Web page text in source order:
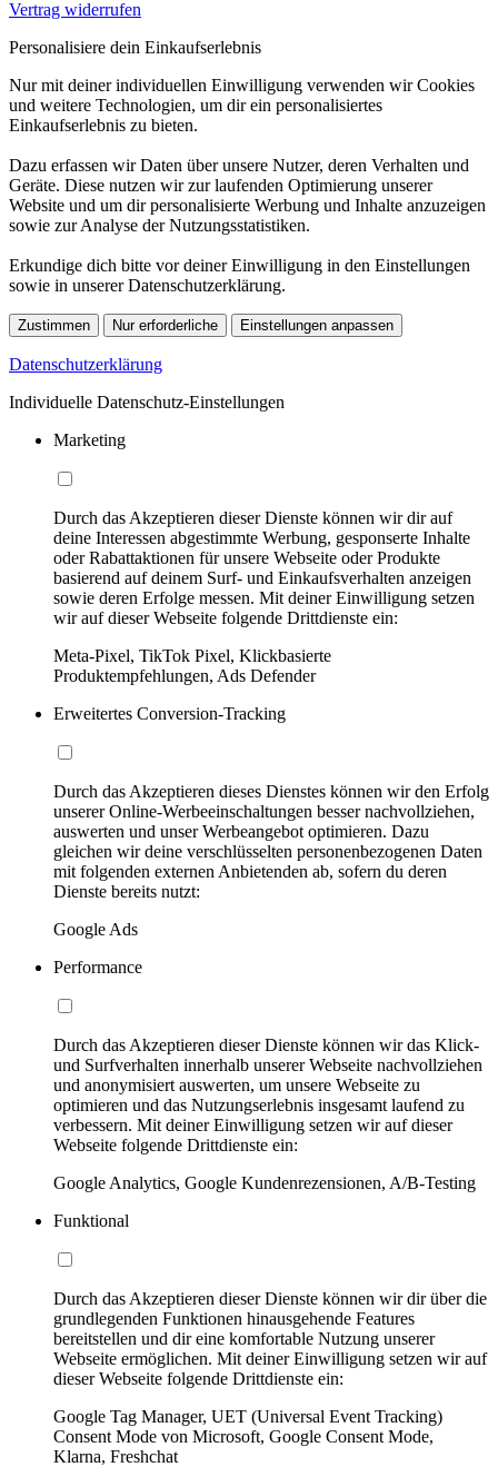
Vertrag widerrufen
Personalisiere dein Einkaufserlebnis
Nur mit deiner individuellen Einwilligung verwenden wir Cookies
und weitere Technologien, um dir ein personalisiertes
Einkaufserlebnis zu bieten.
Dazu erfassen wir Daten über unsere Nutzer, deren Verhalten und
Geräte. Diese nutzen wir zur laufenden Optimierung unserer
Website und um dir personalisierte Werbung und Inhalte anzuzeigen
sowie zur Analyse der Nutzungsstatistiken.
Erkundige dich bitte vor deiner Einwilligung in den Einstellungen
sowie in unserer Datenschutzerklärung.
Zustimmen Nur erforderliche Einstellungen anpassen
Datenschutzerklärung
Individuelle Datenschutz-Einstellungen
Marketing
Durch das Akzeptieren dieser Dienste können wir dir auf
deine Interessen abgestimmte Werbung, gesponserte Inhalte
oder Rabattaktionen für unsere Webseite oder Produkte
basierend auf deinem Surf- und Einkaufsverhalten anzeigen
sowie deren Erfolge messen. Mit deiner Einwilligung setzen
wir auf dieser Webseite folgende Drittdienste ein:
Meta-Pixel, TikTok Pixel, Klickbasierte
Produktempfehlungen, Ads Defender
Erweitertes Conversion-Tracking
Durch das Akzeptieren dieses Dienstes können wir den Erfolg
unserer Online-Werbeeinschaltungen besser nachvollziehen,
auswerten und unser Werbeangebot optimieren. Dazu
gleichen wir deine verschlüsselten personenbezogenen Daten
mit folgenden externen Anbietenden ab, sofern du deren
Dienste bereits nutzt:
Google Ads
Performance
Durch das Akzeptieren dieser Dienste können wir das Klick-
und Surfverhalten innerhalb unserer Webseite nachvollziehen
und anonymisiert auswerten, um unsere Webseite zu
optimieren und das Nutzungserlebnis insgesamt laufend zu
verbessern. Mit deiner Einwilligung setzen wir auf dieser
Webseite folgende Drittdienste ein:
Google Analytics, Google Kundenrezensionen, A/B-Testing
Funktional
Durch das Akzeptieren dieser Dienste können wir dir über die
grundlegenden Funktionen hinausgehende Features
bereitstellen und dir eine komfortable Nutzung unserer
Webseite ermöglichen. Mit deiner Einwilligung setzen wir auf
dieser Webseite folgende Drittdienste ein:
Google Tag Manager, UET (Universal Event Tracking)
Consent Mode von Microsoft, Google Consent Mode,
Klarna, Freshchat